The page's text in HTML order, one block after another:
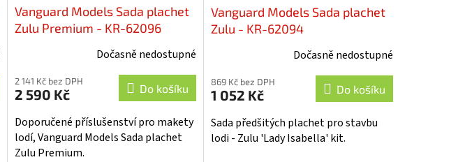
Vanguard Models Sada plachet
Zulu Premium - KR-62096
Dočasně nedostupné
2 141 Kč bez DPH
2 590 Kč Do košíku
Doporučené příslušenství pro makety
lodí, Vanguard Models Sada plachet
Zulu Premium.
Vanguard Models Sada plachet
Zulu - KR-62094
Dočasně nedostupné
869 Kč bez DPH
1 052 Kč Do košíku
Sada předšitých plachet pro stavbu
lodi - Zulu 'Lady Isabella' kit.